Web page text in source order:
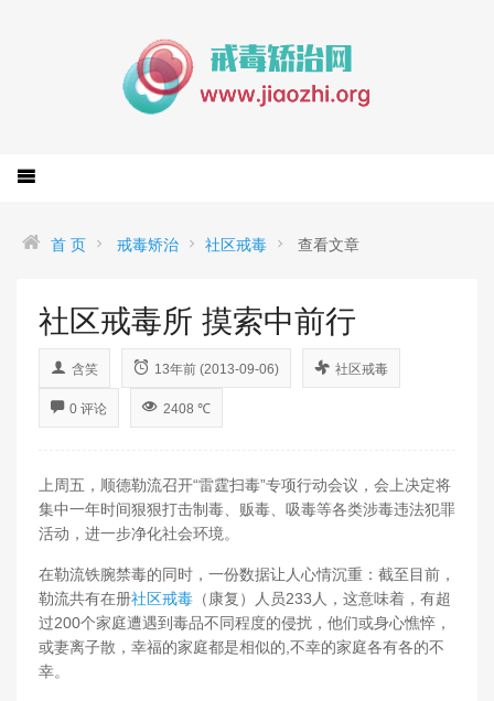
首 页 戒毒矫治 社区戒毒 查看文章
社区戒毒所 摸索中前行
含笑 13年前 (2013-09-06) 社区戒毒
0 评论 2408 ℃
上周五，顺德勒流召开“雷霆扫毒”专项行动会议，会上决定将
集中一年时间狠狠打击制毒、贩毒、吸毒等各类涉毒违法犯罪
活动，进一步净化社会环境。
在勒流铁腕禁毒的同时，一份数据让人心情沉重：截至目前，
勒流共有在册社区戒毒 （康复）人员233人，这意味着，有超
过200个家庭遭遇到毒品不同程度的侵扰，他们或身心憔悴，
或妻离子散，幸福的家庭都是相似的,不幸的家庭各有各的不
幸。